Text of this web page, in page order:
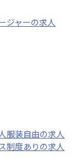
ジャーの求人
服装自由の求人
制度あり の求人